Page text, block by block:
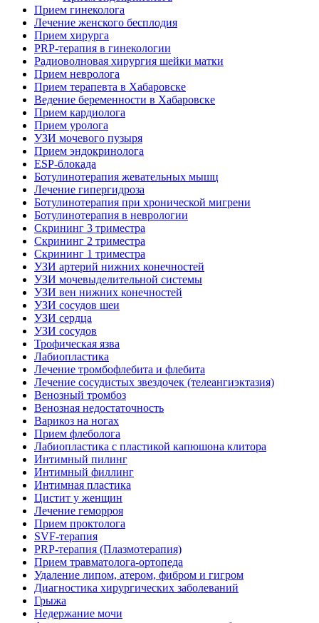
Прием гинеколога
Лечение женского бесплодия
Прием хирурга
PRP-терапия в гинекологии
Радиоволновая хирургия шейки матки
Прием невролога
Прием терапевта в Хабаровске
Ведение беременности в Хабаровске
Прием кардиолога
Прием уролога
УЗИ мочевого пузыря
Прием эндокринолога
ESP-блокада
Ботулинотерапия жевательных мышц
Лечение гипергидроза
Ботулинотерапия при хронической мигрени
Ботулинотерапия в неврологии
Скрининг 3 триместра
Скрининг 2 триместра
Скрининг 1 триместра
УЗИ артерий нижних конечностей
УЗИ мочевыделительной системы
УЗИ вен нижних конечностей
УЗИ сосудов шеи
УЗИ сердца
УЗИ сосудов
Трофическая язва
Лабиопластика
Лечение тромбофлебита и флебита
Лечение сосудистых звездочек (телеангиэктазия)
Венозный тромбоз
Венозная недостаточность
Варикоз на ногах
Прием флеболога
Лабиопластика с пластикой капюшона клитора
Интимный пилинг
Интимный филлинг
Интимная пластика
Цистит у женщин
Лечение геморроя
Прием проктолога
SVF-терапия
PRP-терапия (Плазмотерапия)
Прием травматолога-ортопеда
Удаление липом, атером, фибром и гигром
Диагностика хирургических заболеваний
Грыжа
Недержание мочи